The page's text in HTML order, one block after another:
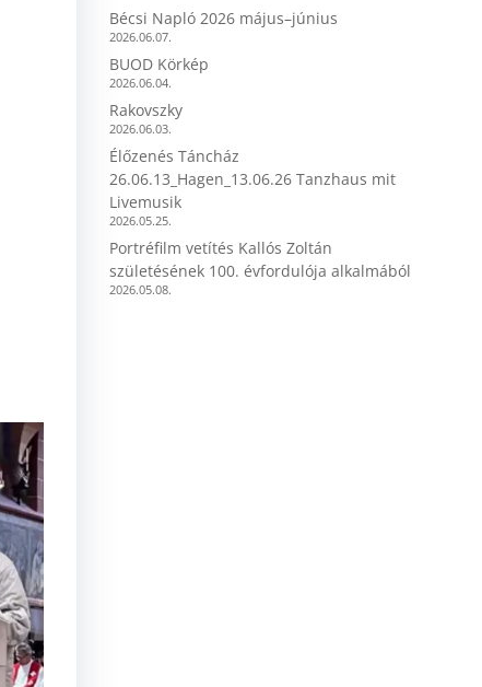
Bécsi Napló 2026 május–június
2026.06.07.
BUOD Körkép
2026.06.04.
Rakovszky
2026.06.03.
Élőzenés Táncház
26.06.13_Hagen_13.06.26 Tanzhaus mit
Livemusik
2026.05.25.
Portréfilm vetítés Kallós Zoltán
születésének 100. évfordulója alkalmából
2026.05.08.